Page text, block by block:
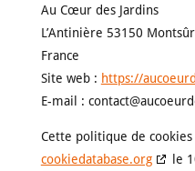
Au Cœur des Jardins
L’Antinière 53150
France
Site web : https://
E-mail : contact@
Cette politique de
cookiedatabase.org
le